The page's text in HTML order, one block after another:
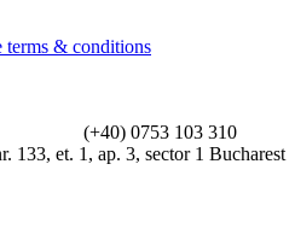
terms & conditions
(+40) 0753 103 310
1, ap. 3, sector 1 Bucharest